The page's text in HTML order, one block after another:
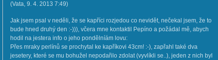
(Vata, 9. 4. 2013 7:49)
Jak jsem psal v neděli, že se kapříci rozjedou co nevidět, nečekal jsem, že to
bude hned druhý den :-))), včera mne kontaktil Pepíno a požádal mě, abych
hodil na jestera info o jeho pondělníám lovu:
Přes mraky perlínů se prochytal ke kapříkovi 43cm! :-), zapřahl také dva
jesetery, které se mu bohužel nepodařilo zdolat (vyvlíkli se..), jeden z nich byl